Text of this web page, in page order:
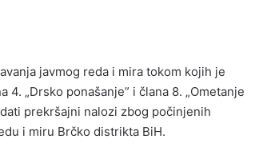
javmog reda i mira tokom kojih je
„Drsko ponašanje” i člana 8. „Ometanje
prekršajni nalozi zbog počinjenih
i miru Brčko distrikta BiH.